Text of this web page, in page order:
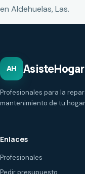
en Aldehuelas, Las.
AH AsisteHogar
Profesionales para la
mantenimiento de tu
Enlaces
Profesionales
Pedir presupuesto